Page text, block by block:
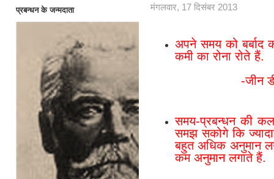
प्रबन्धन के जन्मदाता मंगलवार, 17 दिसंबर 2013
अपने समय को बर्बाद
कमी का
-जीन डी.
समय-प्रबन्धन की
समझ सकोगे कि
बहुत अधिक अनुमान
कम अनुमान लगाते हैं.